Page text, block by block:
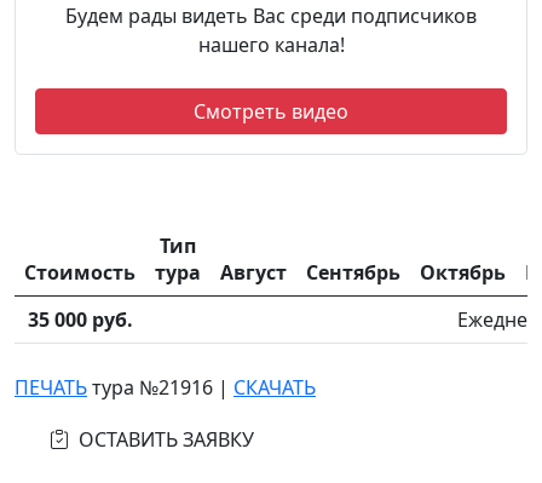
Будем рады видеть Вас среди подписчиков
нашего канала!
Смотреть видео
Стоимость
Тип
тура
Август Сентябрь Октябрь
35 000 руб.
ПЕЧАТЬтура №21916 | СКАЧАТЬ
ОСТАВИТЬ ЗАЯВКУ